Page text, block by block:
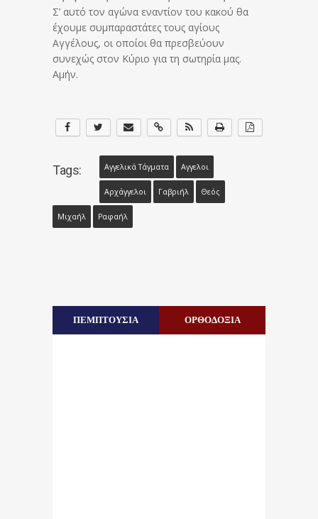
Σ’ αυτό τον αγώνα εναντίον του κακού θα
έχουμε συμπαραστάτες τους αγίους
Αγγέλους, οι οποίοι θα πρεσβεύουν
συνεχώς στον Κύριο για τη σωτηρία μας.
Αμήν.
Tags: Αγγελικά Τάγματα Αγγελοι
Αρχάγγελοι Γαβριήλ Θεός
Μιχαήλ Ραφαήλ
ΠΕΜΠΤΟΥΣΙΑ ΟΡΘΟΔΟΞΙΑ